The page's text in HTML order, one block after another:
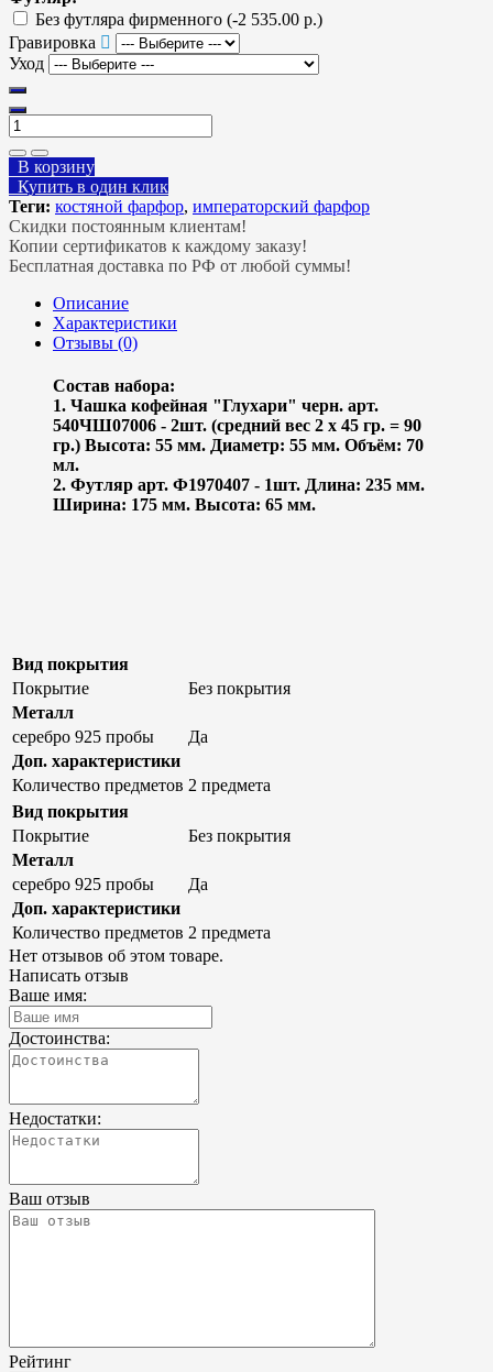
Без футляра фирменного (-2 535.00 р.)
Гравировка
Уход
В корзину
Купить в один клик
Теги: костяной фарфор, императорский фарфор
Скидки постоянным клиентам!
Копии сертификатов к каждому заказу!
Бесплатная доставка по РФ от любой суммы!
Описание
Характеристики
Отзывы (0)
Состав набора:
1. Чашка кофейная "Глухари" черн. арт.
540ЧШ07006 - 2шт. (средний вес 2 х 45 гр. = 90
гр.) Высота: 55 мм. Диаметр: 55 мм. Объём: 70
мл.
2. Футляр арт. Ф1970407 - 1шт. Длина: 235 мм.
Ширина: 175 мм. Высота: 65 мм.
Вид покрытия
Покрытие
Без покрытия
Металл
серебро 925 пробы
Да
Доп. характеристики
Количество предметов 2 предмета
Вид покрытия
Покрытие
Без покрытия
Металл
серебро 925 пробы
Да
Доп. характеристики
Количество предметов 2 предмета
Нет отзывов об этом товаре.
Написать отзыв
Ваше имя:
Достоинства:
Недостатки:
Ваш отзыв
Рейтинг